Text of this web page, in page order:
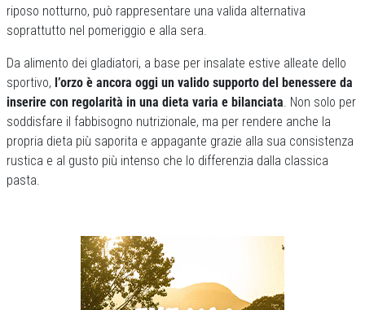
riposo notturno, può rappresentare una valida alternativa
soprattutto nel pomeriggio e alla sera.
Da alimento dei gladiatori, a base per insalate estive alleate dello
sportivo, l’orzo è ancora oggi un valido supporto del benessere da
inserire con regolarità in una dieta varia e bilanciata. Non solo per
soddisfare il fabbisogno nutrizionale, ma per rendere anche la
propria dieta più saporita e appagante grazie alla sua consistenza
rustica e al gusto più intenso che lo differenzia dalla classica
pasta.
Previous